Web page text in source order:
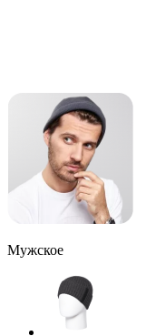
Мужское